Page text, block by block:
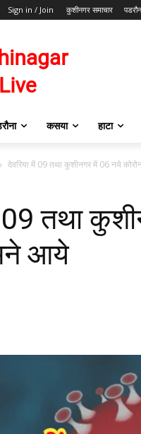
Sign in / Join कुशीनगर समाचार
कसया हाटा
देवरिया में 09 तथा कुशीनगर में 06 नये
09 तथा
आये